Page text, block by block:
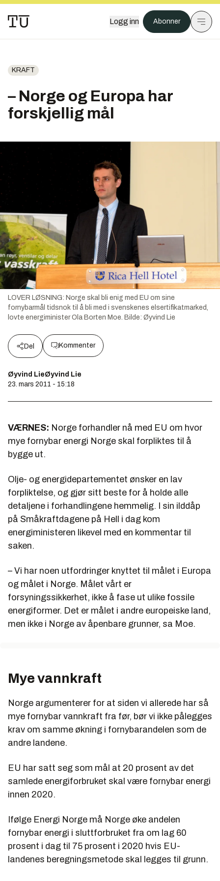
Logg inn Abonner
KRAFT
– Norge og Europa har
forskjellig mål
LOVER LØSNING: Norge skal bli enig med EU om sine
fornybarmål tidsnok til å bli med i svenskenes elsertifikatmarked,
lovte energiminister Ola Borten Moe. Bilde: Øyvind Lie
Del Kommenter
Øyvind LieØyvind Lie
23. mars 2011 - 15:18
VÆRNES: Norge forhandler nå med EU om hvor
mye fornybar energi Norge skal forpliktes til å
bygge ut.
Olje- og energidepartementet ønsker en lav
forpliktelse, og gjør sitt beste for å holde alle
detaljene i forhandlingene hemmelig. I sin ilddåp
på Småkraftdagene på Hell i dag kom
energiministeren likevel med en kommentar til
saken.
– Vi har noen utfordringer knyttet til målet i Europa
og målet i Norge. Målet vårt er
forsyningssikkerhet, ikke å fase ut ulike fossile
energiformer. Det er målet i andre europeiske land,
men ikke i Norge av åpenbare grunner, sa Moe.
Mye vannkraft
Norge argumenterer for at siden vi allerede har så
mye fornybar vannkraft fra før, bør vi ikke pålegges
krav om samme økning i fornybarandelen som de
andre landene.
EU har satt seg som mål at 20 prosent av det
samlede energiforbruket skal være fornybar energi
innen 2020.
Ifølge Energi Norge må Norge øke andelen
fornybar energi i sluttforbruket fra om lag 60
prosent i dag til 75 prosent i 2020 hvis EU-
landenes beregningsmetode skal legges til grunn.